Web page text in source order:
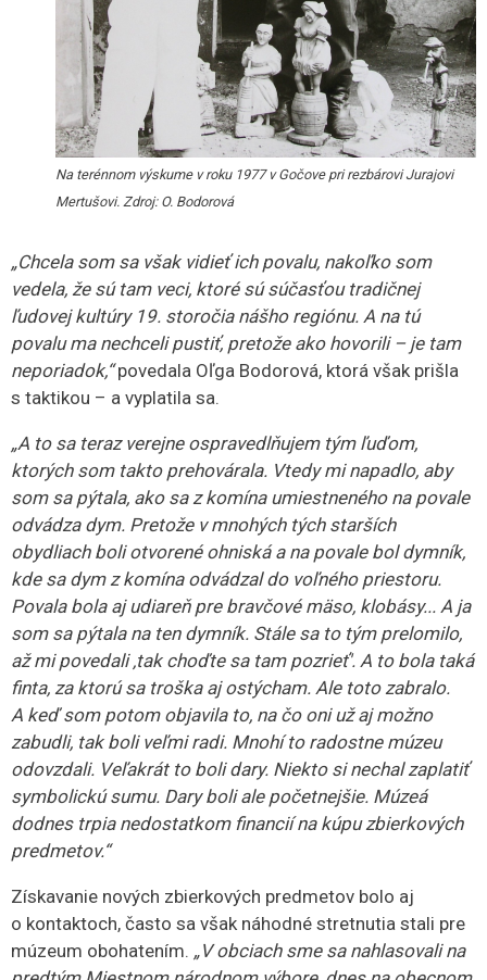
až mi povedali ‚tak choďte sa tam pozrieť'. A to bola taká
finta, za ktorú sa troška aj ostýcham. Ale toto zabralo.
A keď som potom objavila to, na čo oni už aj možno
zabudli, tak boli veľmi radi. Mnohí to radostne múzeu
odovzdali. Veľakrát to boli dary. Niekto si nechal zaplatiť
symbolickú sumu. Dary boli ale početnejšie. Múzeá
dodnes trpia nedostatkom financií na kúpu zbierkových
predmetov.“
Získavanie nových zbierkových predmetov bolo aj
o kontaktoch, často sa však náhodné stretnutia stali pre
múzeum obohatením.
„V obciach sme sa nahlasovali na
predtým Miestnom národnom výbore, dnes na obecnom
úrade, aby obyvatelia o nás vedeli. Tam nám zvykli aj
poradiť, kam ísť. Alebo sme išli po dedine a ľudia sa
pýtali, odkiaľ sme. Keď sa dozvedeli, že z múzea, niekedy
nám aj sami povedali, že majú doma predmety o ktorých
sa nazdávali, že by mohli skončiť v múzeu.“
Článok pokračuje pod reklamou
Vzácne dary od
niekdajšej konkurencie